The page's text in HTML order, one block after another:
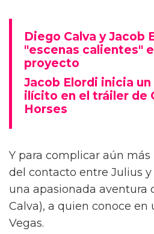
Diego Calva y Jacob
"escenas calientes"
proyecto
Jacob Elordi inicia
ilícito en el tráiler de
Horses
Y para complicar aún
del contacto entre Julius
una apasionada aventura
Calva), a quien conoce en
Vegas.